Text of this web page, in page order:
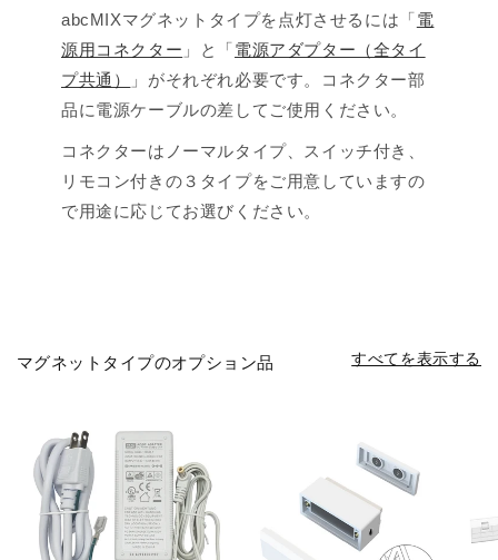
abcMIXマグネットタイプを点灯させるには「電
源用コネクター 」と「電源アダプター（全タイ
プ共通）
」がそれぞれ必要です。コネクター部
品に電源ケーブルの差してご使用ください。
コネクターはノーマルタイプ、スイッチ付き、
リモコン付きの３タイプをご用意していますの
で用途に応じてお選びください。
マグネットタイプのオプション品 すべてを表示する